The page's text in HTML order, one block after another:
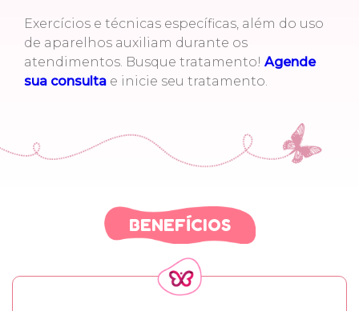
Exercícios e técnicas específicas, além do uso
de aparelhos auxiliam durante os
atendimentos. Busque tratamento!Agende
sua consulta e inicie seu tratamento.
BENEFÍCIOS